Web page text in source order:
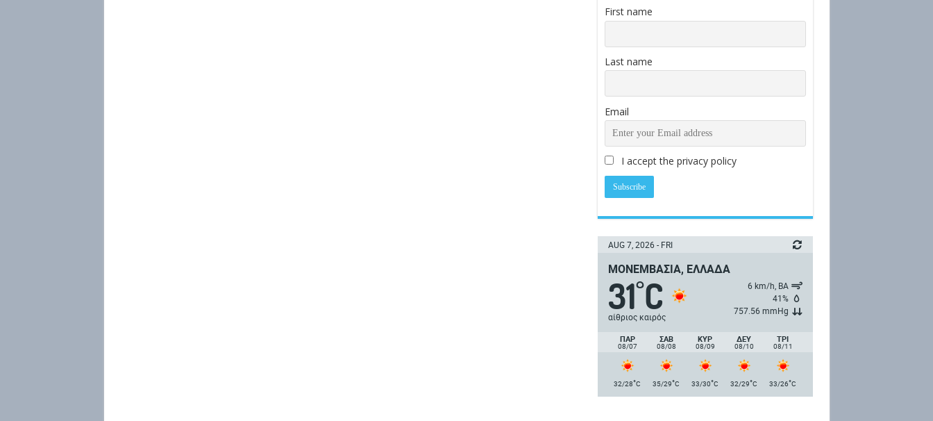
First name
Last name
Email
I accept the privacy policy
AUG 7, 2026 - FRI
ΜΟΝΕΜΒΑΣΙΆ, ΕΛΛΆΔΑ
31°C
αίθριος καιρός
6 km/h, ΒΑ
41%
757.56 mmHg
ΠΑΡ
08/07
ΣΑΒ
08/08
ΚΥΡ
08/09
ΔΕΥ
08/10
ΤΡΙ
08/11
32/28°C 35/29°C 33/30°C 32/29°C 33/26°C